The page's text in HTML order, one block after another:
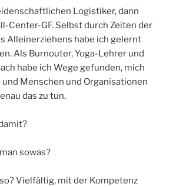
Logistiker, dann
Center-GF. Selbst durch Zeiten der
Alleinerziehens habe ich gelernt
Als Burnouter, Yoga-Lehrer und
habe ich Wege gefunden, mich
und Menschen und Organisationen
das zu tun.
sowas?
Vielfältig, mit der Kompetenz